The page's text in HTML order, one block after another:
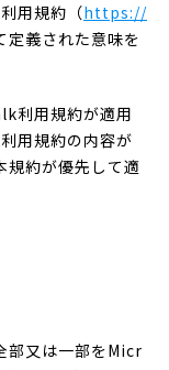
用規約（https://
定義された意味を
利用規約が適用
用規約の内容が
規約が優先して適
部又は一部をMicr